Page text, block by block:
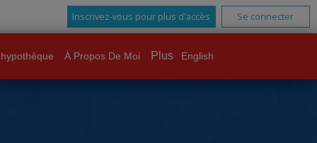
Inscrivez-vous pour plus d'accès Se connecter
À Propos De Moi Plus English